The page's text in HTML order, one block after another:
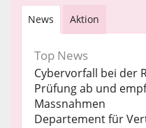
News Aktion
Top News
Cybervorfall bei der
Prüfung ab und
Massnahmen
Departement für